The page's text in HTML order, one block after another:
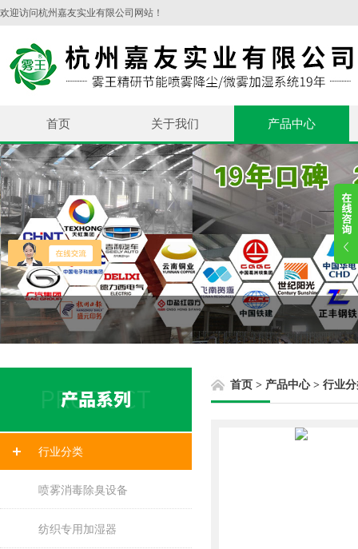
欢迎访问杭州嘉友实业有限公司网站！
首页 关于我们 产品中心
行业分类
喷雾消毒除臭设备
纺织专用加湿器
首页 > 产品中心> 行业